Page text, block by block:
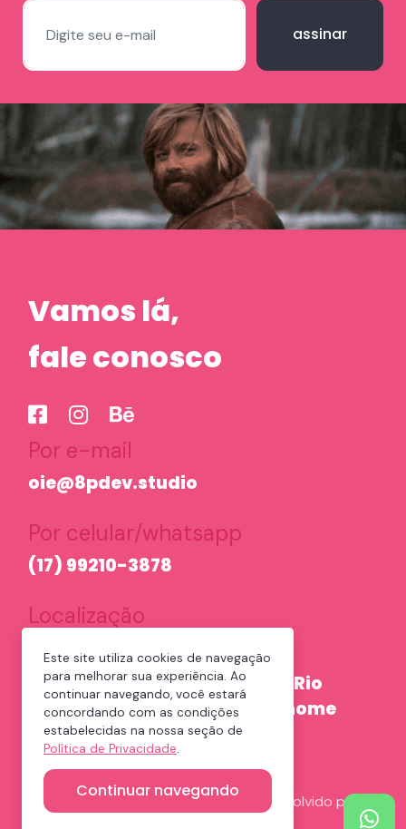
assinar
Vamos lá,
fale conosco
Por e-mail
oie@8pdev.studio
Por celular/whatsapp
(17) 99210-3878
Localização
A equipe 8P é de São José do Rio
Preto, São Paulo, e atua em home
office
© 2026 Direitos Reservados | Desenvolvido por
Este site utiliza cookies de navegação
para melhorar sua experiência. Ao
continuar navegando, você estará
concordando com as condições
estabelecidas na nossa seção de
Política de Privacidade.
Continuar navegando